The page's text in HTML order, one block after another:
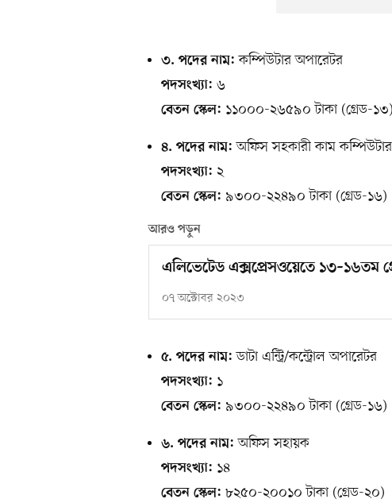
৩. পদের নাম: কম্পিউটার অপারেটর
পদসংখ্যা: ৬
বেতন স্কেল: ১১০০০-২৬৫৯০ টাকা (গ্রেড-১৩)
৪. পদের নাম: অফিস সহকারী কাম কম্পিউটার
পদসংখ্যা: ২
বেতন স্কেল: ৯৩০০-২২৪৯০ টাকা (গ্রেড-১৬)
আরও পড়ুন
এলিভেটেড এক্সপ্রেসওয়েতে ১৩–১৬তম
০৭ অক্টোবর ২০২৩
৫. পদের নাম: ডাটা এন্ট্রি/কন্ট্রোল অপারেটর
পদসংখ্যা: ১
বেতন স্কেল: ৯৩০০-২২৪৯০ টাকা (গ্রেড-১৬)
৬. পদের নাম: অফিস সহায়ক
পদসংখ্যা: ১৪
বেতন স্কেল: ৮২৫০-২০০১০ টাকা (গ্রেড-২০)